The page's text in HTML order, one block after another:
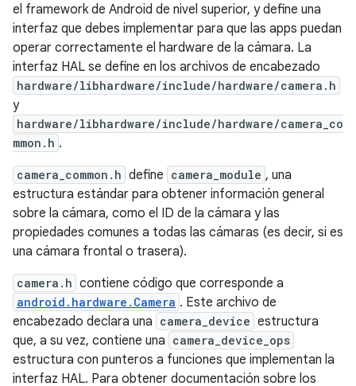
el framework de Android de nivel superior, y define una
interfaz que debes implementar para que las apps puedan
operar correctamente el hardware de la cámara. La
interfaz HAL se define en los archivos de encabezado
hardware/libhardware/include/hardware/camera.h
y
hardware/libhardware/include/hardware/camera_co
mmon.h .
camera_common.h define camera_module , una
estructura estándar para obtener información general
sobre la cámara, como el ID de la cámara y las
propiedades comunes a todas las cámaras (es decir, si es
una cámara frontal o trasera).
camera.h contiene código que corresponde a
android.hardware.Camera . Este archivo de
encabezado declara una camera_device estructura
que, a su vez, contiene una camera_device_ops
estructura con punteros a funciones que implementan la
interfaz HAL. Para obtener documentación sobre los